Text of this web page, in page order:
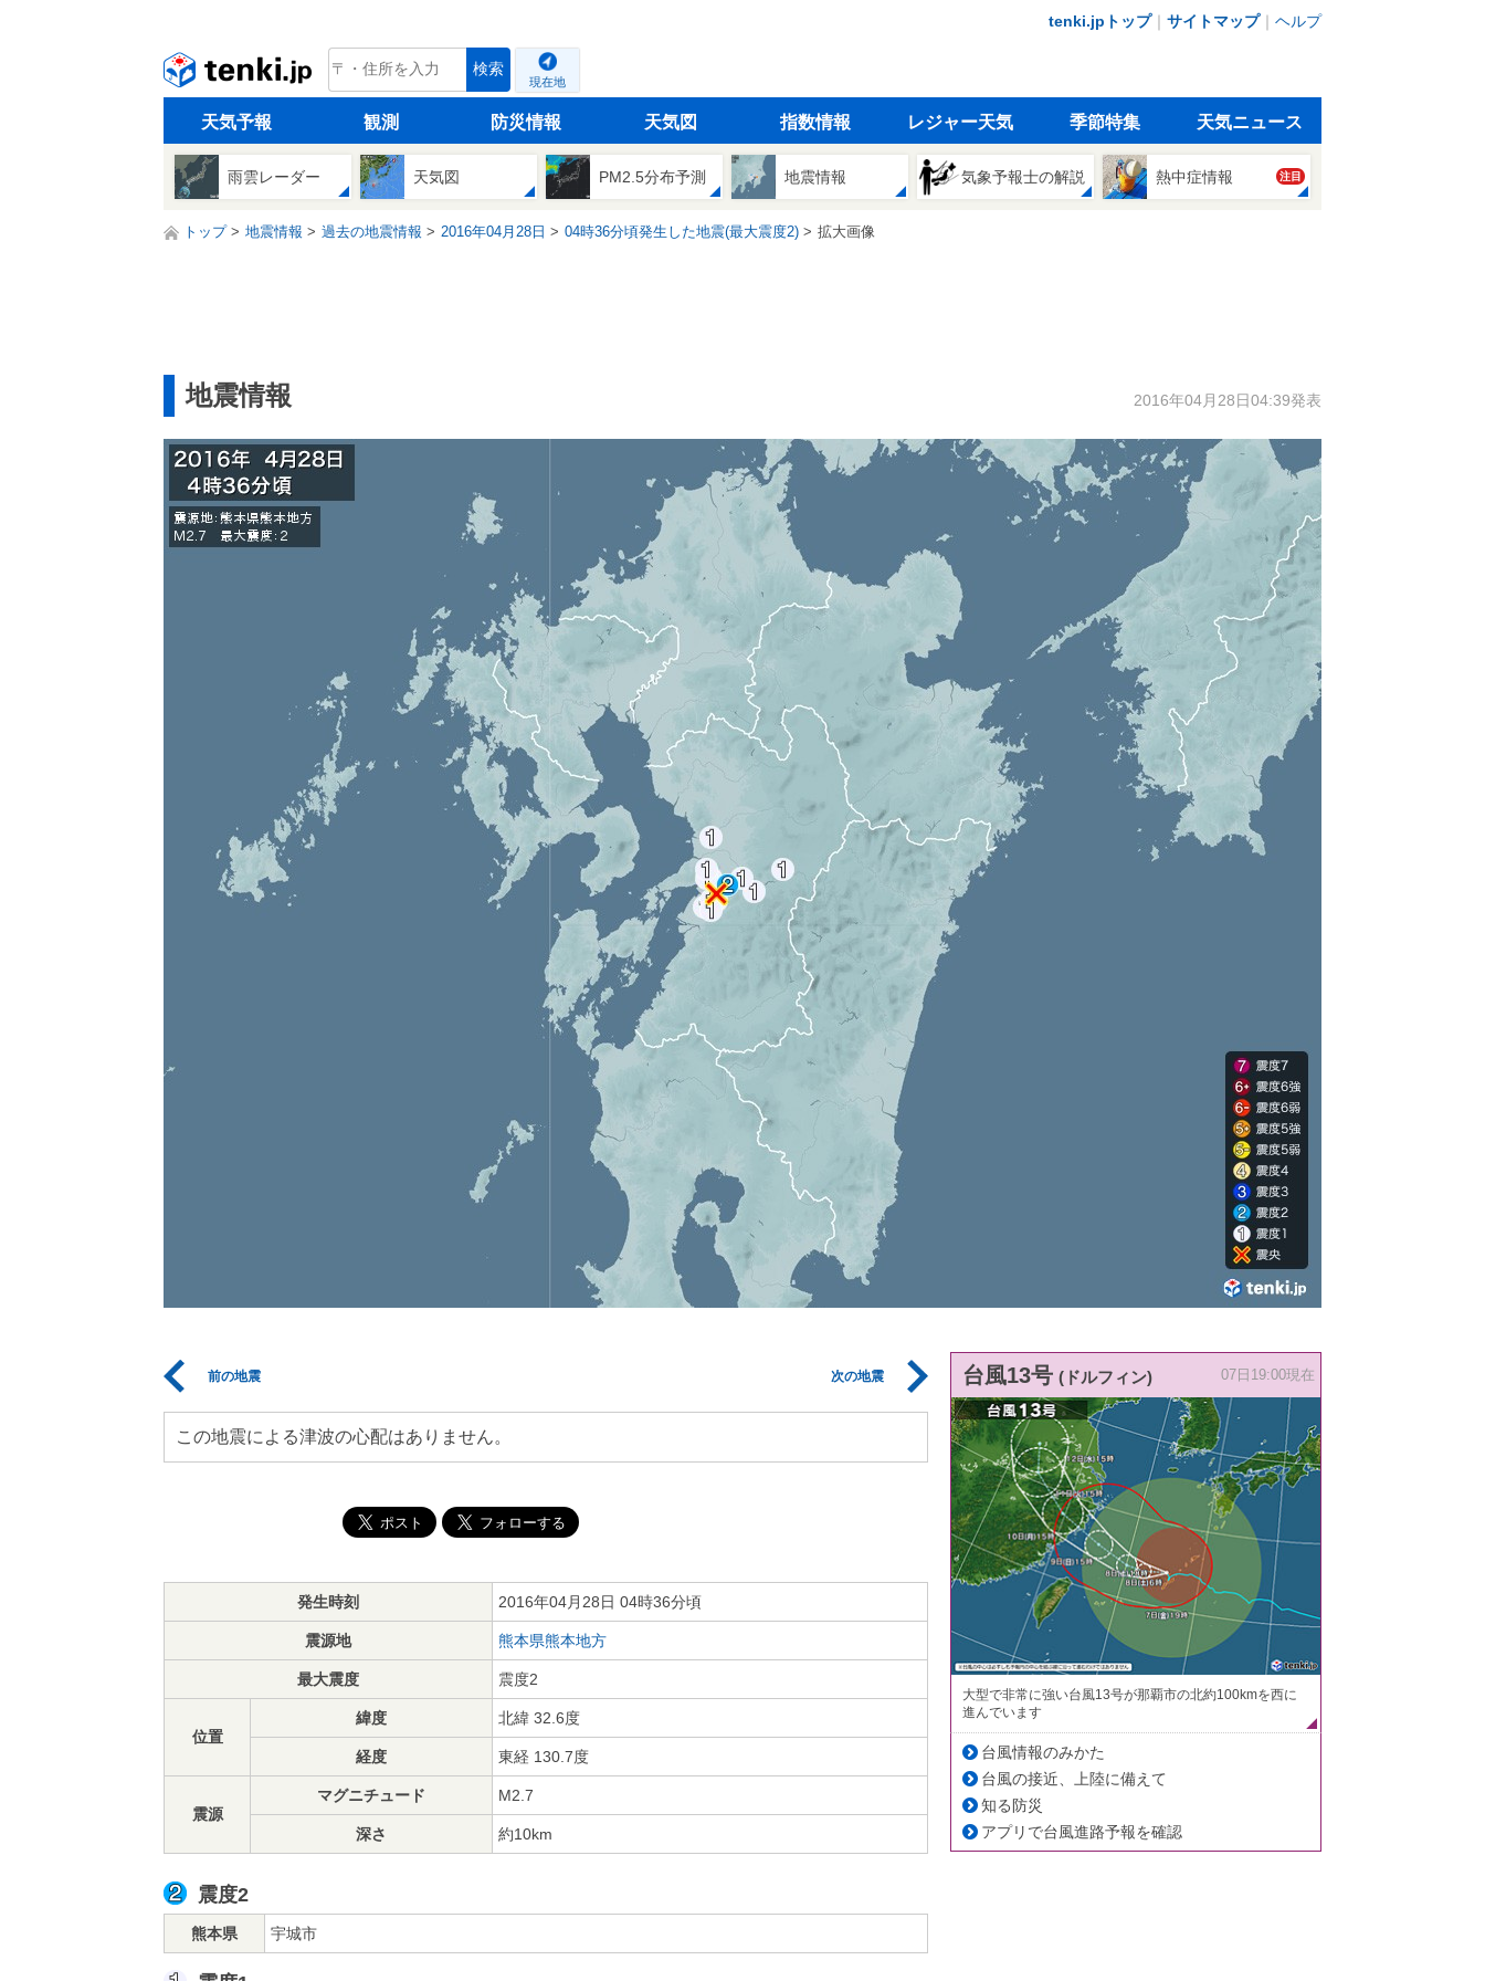
tenki.jpトップ｜ サイトマップ｜ ヘルプ
tenki.jp 検索
現在地
天気予報 観測 防災情報 天気図 指数情報 レジャー天気 季節特集 天気ニュース
雨雲レーダー 天気図 PM2.5分布予測 地震情報 気象予報士の解説 熱中症情報 注目
トップ 地震情報 過去の地震情報 2016年04月28日 04時36分頃発生した地震(最大震度2) 拡大画像
地震情報 2016年04月28日04:39発表
前の地震 次の地震
この地震による津波の心配はありません。
発生時刻 2016年04月28日 04時36分頃
震源地 熊本県熊本地方
最大震度 震度2
位置
緯度 北緯 32.6度
経度 東経 130.7度
震源
マグニチュード M2.7
深さ 約10km
震度2
熊本県 宇城市
台風13号 (ドルフィン) 07日19:00現在
大型で非常に強い台風13号が那覇市の北約100kmを西に
進んでいます
台風情報のみかた
台風の接近、上陸に備えて
知る防災
アプリで台風進路予報を確認